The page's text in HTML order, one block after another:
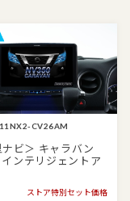
CV26AM
ビ＞ キャラバン
ンテリジェントア
ストア特別セット価格